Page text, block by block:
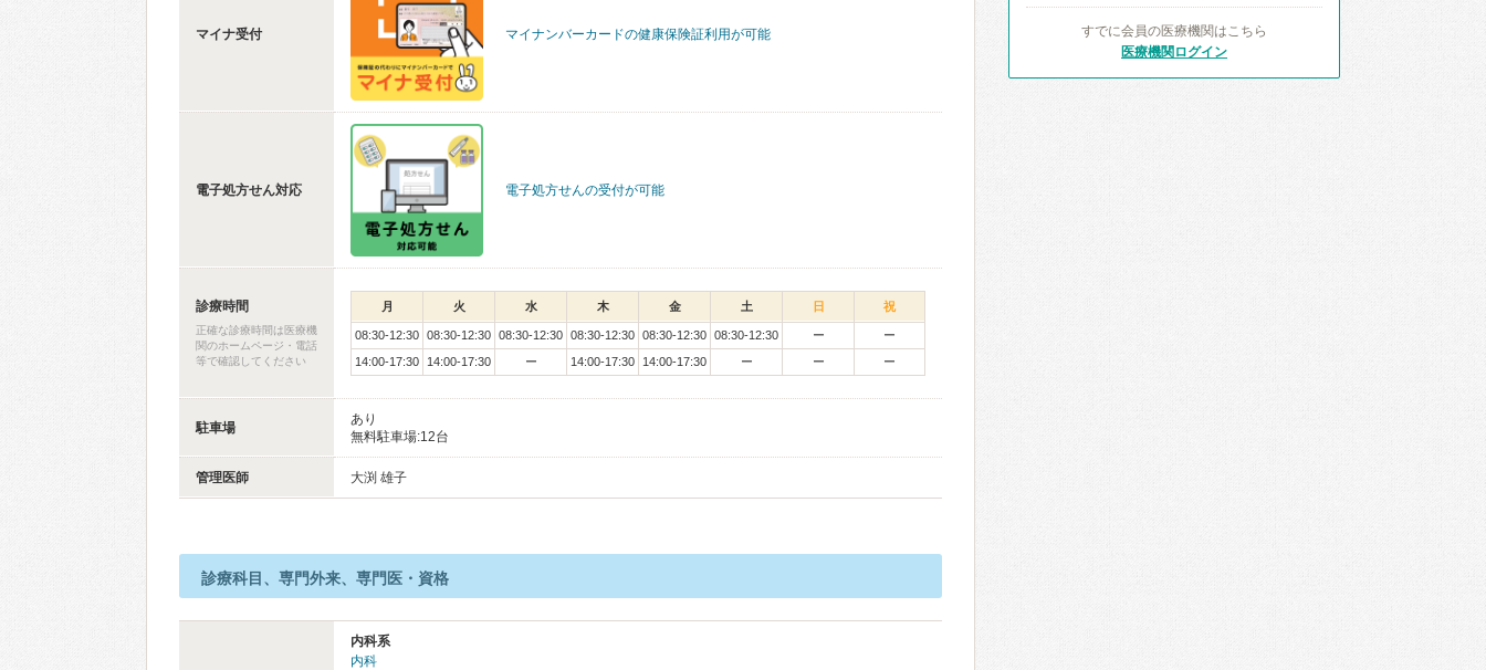
マイナ受付 マイナンバーカードの健康保険証利用が可能
電子処方せん対応 電子処方せんの受付が可能
診療時間
正確な診療時間は医療機
関のホームページ・電話
等で確認してください
月 火 水 木 金 土 日 祝
08:30-12:30 08:30-12:30 08:30-12:30 08:30-12:30 08:30-12:30 08:30-12:30 ー
ー
14:00-17:30
14:00-17:30 ー 14:00-17:30 14:00-17:30 ー ー ー
駐車場
あり
無料駐車場:12台
管理医師 大渕 雄子
診療科目、専門外来、専門医・資格
内科系
内科
すでに会員の医療機関はこちら
医療機関ログイン